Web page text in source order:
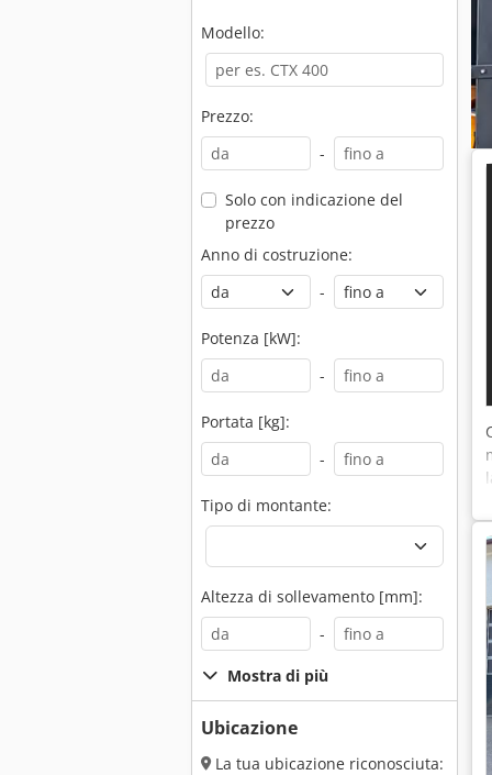
Modello:
Prezzo:
-
Solo con indicazione del
prezzo
Anno di costruzione:
-
Potenza [kW]:
-
Portata [kg]:
-
Tipo di montante:
Altezza di sollevamento [mm]:
-
Mostra di più
Ubicazione
La tua ubicazione riconosciuta: